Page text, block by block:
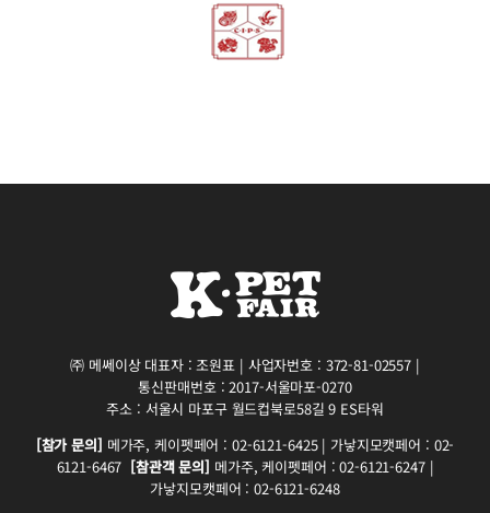
㈜ 메쎄이상 대표자 : 조원표 | 사업자번호 : 372-81-02557 |
통신판매번호 : 2017-서울마포-0270
주소 : 서울시 마포구 월드컵북로58길 9 ES타워
[참가 문의] 메가주, 케이펫페어 : 02-6121-6425 | 가낳지모캣페어 : 02-
6121-6467 [참관객 문의] 메가주, 케이펫페어 : 02-6121-6247 |
가낳지모캣페어 : 02-6121-6248